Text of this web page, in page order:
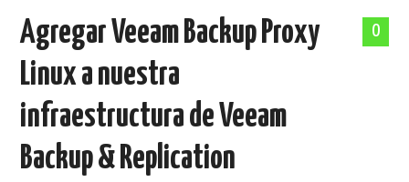
0
Agregar Veeam Backup Proxy
Linux a nuestra
infraestructura de Veeam
Backup & Replication